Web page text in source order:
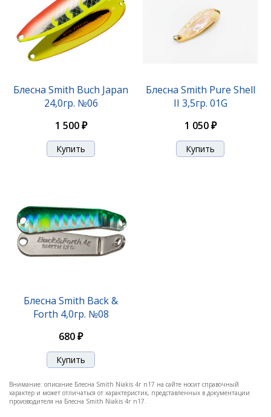
1 200 ₽
1 200 ₽
Блесна Smith Niakis 12,0гр. №23
Блесна Smith Buch Japan
24,0гр. №06
1 500 ₽
Блесна Smith Pure Shell
II 3,5гр. 01G
1 050 ₽
Блесна Smith Back &
Forth 4,0гр. №08
680 ₽
Внимание: описание Блесна Smith Niakis 4г n17 на сайте носит справочный
характер и может отличаться от характеристик, представленных в документации
производителя на Блесна Smith Niakis 4г n17.